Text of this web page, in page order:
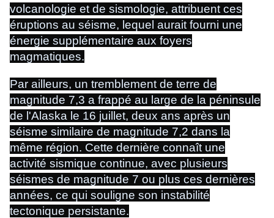
volcanologie et de sismologie, attribuent ces
éruptions au séisme, lequel aurait fourni une
énergie supplémentaire aux foyers
magmatiques.
Par ailleurs, un tremblement de terre de
magnitude 7,3 a frappé au large de la péninsule
de l'Alaska le 16 juillet, deux ans après un
séisme similaire de magnitude 7,2 dans la
même région. Cette dernière connaît une
activité sismique continue, avec plusieurs
séismes de magnitude 7 ou plus ces dernières
années, ce qui souligne son instabilité
tectonique persistante.